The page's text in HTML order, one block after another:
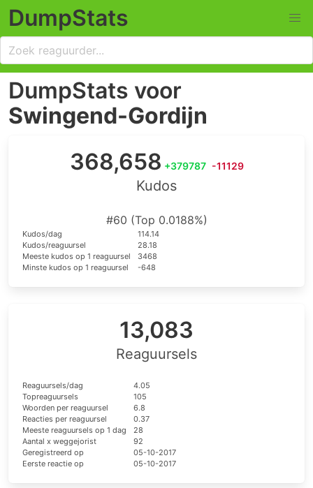
DumpStats
DumpStats voor
Swingend-Gordijn
368,658 +379787 -11129
Kudos
#60 (Top 0.0188%)
Kudos/dag
114.14
Kudos/reaguursel
28.18
Meeste kudos op 1 reaguursel
3468
Minste kudos op 1 reaguursel
-648
13,083
Reaguursels
Reaguursels/dag
4.05
Topreaguursels
105
Woorden per reaguursel
6.8
Reacties per reaguursel
0.37
Meeste reaguursels op 1 dag
28
Aantal x weggejorist
92
Geregistreerd op
05-10-2017
Eerste reactie op
05-10-2017